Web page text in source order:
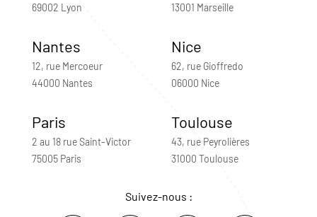
69002 Lyon
13001 Marseille
Nantes
12, rue Mercoeur
44000 Nantes
Nice
62, rue Gioffredo
06000 Nice
Paris
2 au 18 rue Saint-Victor
75005 Paris
Toulouse
43, rue Peyrolières
31000 Toulouse
Suivez-nous :